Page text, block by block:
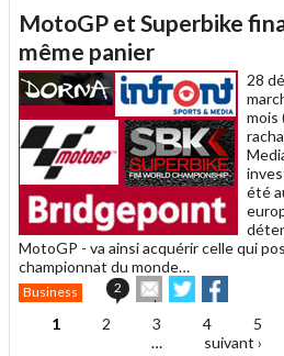
MotoGP et Superbike
même panier
28
mois
été
MotoGP - va ainsi acquérir celle qui
championnat du monde…
Business 2
Envoyer
cet
article
Partager
sur
Twitter
sur
Facebook
Pages
1 2 3 4 5
…
suivant ›